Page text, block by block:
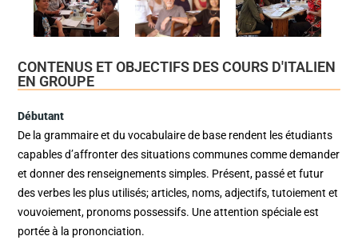
CONTENUS ET OBJECTIFS DES COURS D'ITALIEN
EN GROUPE
Débutant
De la grammaire et du vocabulaire de base rendent les étudiants
capables d’affronter des situations communes comme demander
et donner des renseignements simples. Présent, passé et futur
des verbes les plus utilisés; articles, noms, adjectifs, tutoiement et
vouvoiement, pronoms possessifs. Une attention spéciale est
portée à la prononciation.